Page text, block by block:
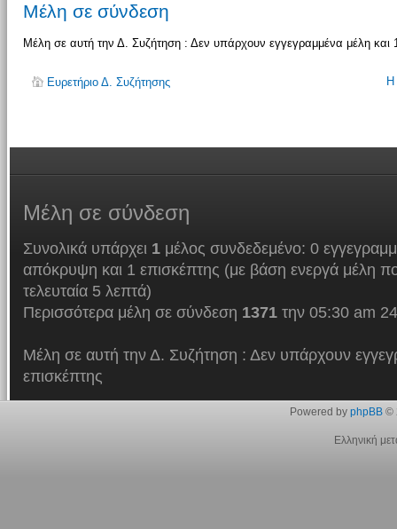
Μέλη σε σύνδεση
Μέλη σε αυτή την Δ. Συζήτηση : Δεν υπάρχουν εγγεγραμμένα μέλη και
Ευρετήριο Δ. Συζήτησης Η
Μέλη σε σύνδεση
Συνολικά υπάρχει 1μέλος συνδεδεμένο: 0
απόκρυψη και 1 επισκέπτης (με βάση ενεργά μέλη
τελευταία 5 λεπτά)
Περισσότερα μέλη σε σύνδεση 1371την 05:30 am
Μέλη σε αυτή την Δ. Συζήτηση : Δεν υπάρχουν
επισκέπτης
Powered by phpBB©
Ελληνική